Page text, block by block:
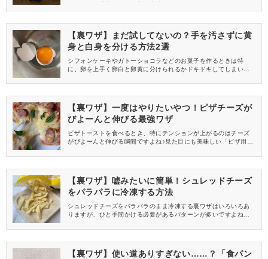
んか？そんなときは、こちらの裏ワザを試してみてください♪
【裏ワザ】まだ試してないの？手を汚さずに黄
身と白身を分ける方法2選
シフォンケーキやガトーショコラなどのお菓子を作るときは特
に、卵を上手く卵白と卵黄に分けられるかドキドキしてしまいま
の裏ワザを試しみてください！
【裏ワザ】一度はやりたいやつ！ピザチーズが
びよーんと伸びる最強ワザ
ピザトーストを食べるとき、特にテンションが上がるのはチーズ
がびよーんと伸びる瞬間ですよね♪見た目にも美味しい「ピザ用チ
んか？実際に試してみたので、紹介します。
【裏ワザ】嘘みたいに簡単！シュレッドチーズ
をパラパラに冷凍する方法
シュレッドチーズをパラパラのまま冷凍する裏ワザはいろいろあ
りますが、ひと手間かける必要があるパターンが多いですよね。
楽しめる一番簡単な裏ワザがありますよ♪
【裏ワザ】使い道ありすぎない……？「食パン